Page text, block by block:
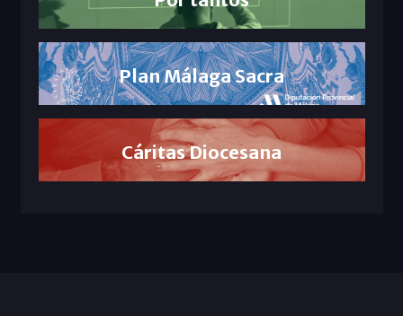
Plan Málaga Sacra
Cáritas Diocesana